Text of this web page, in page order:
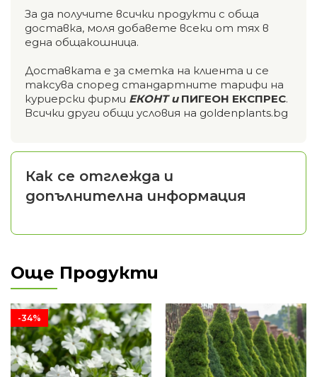
За да получите всички продукти с обща
доставка, моля добавете всеки от тях в
една общакошница.
Доставката е за сметка на клиента и се
таксува според стандартните тарифи на
куриерски фирми ЕКОНТ и ПИГЕОН ЕКСПРЕС.
Всички други общи условия на goldenplants.bg
Как се отглежда и
допълнителна информация
Още Продукти
-34%